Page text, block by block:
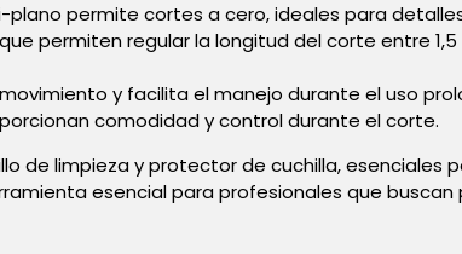
plano permite cortes a cero, ideales para
permiten regular la longitud del corte entre
y facilita el manejo durante el uso
comodidad y control durante el corte.
de limpieza y protector de cuchilla, esenciales
esencial para profesionales que buscan